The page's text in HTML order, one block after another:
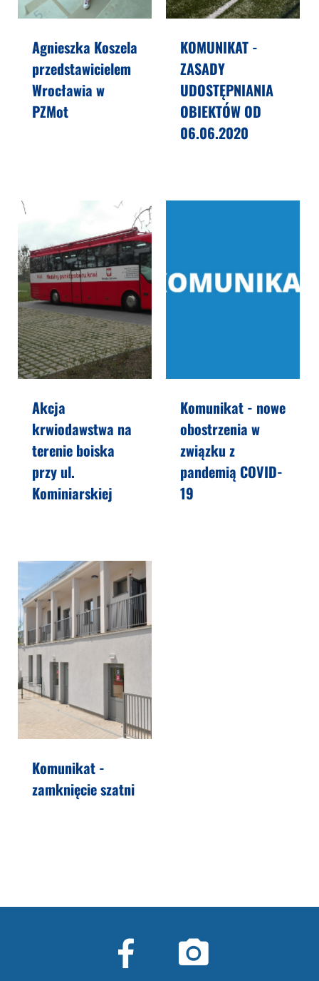
Agnieszka Koszela
przedstawicielem
Wrocławia w
PZMot
KOMUNIKAT -
ZASADY
UDOSTĘPNIANIA
OBIEKTÓW OD
06.06.2020
Akcja
krwiodawstwa na
terenie boiska
przy ul.
Kominiarskiej
Komunikat - nowe
obostrzenia w
związku z
pandemią COVID-
19
Komunikat -
zamknięcie szatni